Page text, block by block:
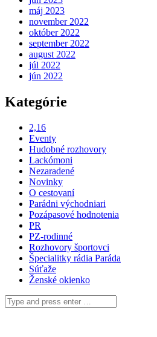
máj 2023
november 2022
október 2022
september 2022
august 2022
júl 2022
jún 2022
Kategórie
2,16
Eventy
Hudobné rozhovory
Lackómoni
Nezaradené
Novinky
O cestovaní
Parádni východniari
Pozápasové hodnotenia
PR
PZ-rodinné
Rozhovory športovci
Špecialitky rádia Paráda
Súťaže
Ženské okienko